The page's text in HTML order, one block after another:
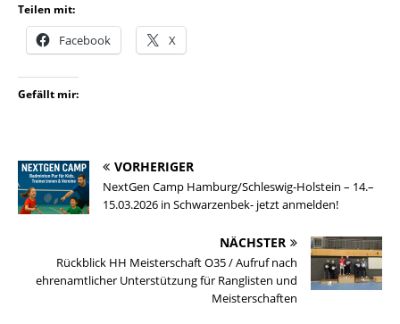
Teilen mit:
Facebook X
Gefällt mir:
VORHERIGER
NextGen Camp Hamburg/Schleswig-Holstein – 14.–
15.03.2026 in Schwarzenbek- jetzt anmelden!
NÄCHSTER
Rückblick HH Meisterschaft O35 / Aufruf nach
ehrenamtlicher Unterstützung für Ranglisten und
Meisterschaften